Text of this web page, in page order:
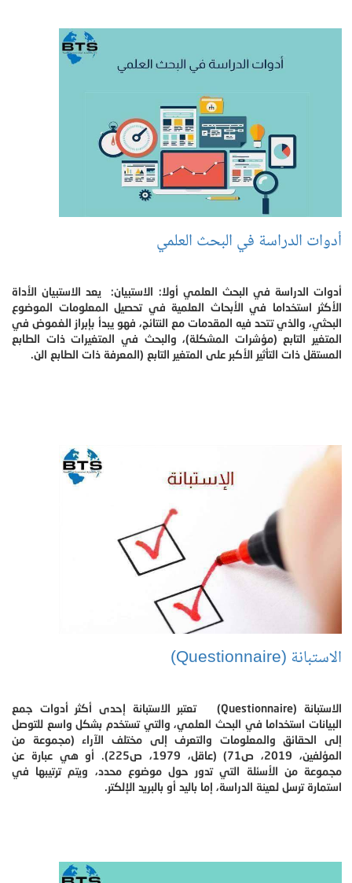
أدوات الدراسة في البحث العلمي
أدوات الدراسة في البحث العلمي أولا: الاستبيان: يعد الاستبيان الأداة
الأكثر استخداما في الأبحاث العلمية في تحصيل المعلومات الموضوع
البحثي، والذي تتحد فيه المقدمات مع النتائج، فهو يبدأ بإبراز الغموض في
المتغير التابع (مؤشرات المشكلة)، والبحث في المتغيرات ذات الطابع
المستقل ذات التأثير الأكبر على المتغير التابع (المعرفة ذات الطابع الن.
الاستبانة (Questionnaire)
الاستبانة (Questionnaire) تعتبر الاستبانة إحدى أكثر أدوات جمع
البيانات استخداما في البحث العلمي، والتي تستخدم بشكل واسع للتوصل
إلى الحقائق والمعلومات والتعرف إلى مختلف الآراء (مجموعة من
المؤلفين، 2019، ص71) (عاقل، 1979، ص225). أو هي عبارة عن
مجموعة من الأسئلة التي تدور حول موضوع محدد، ويتم ترتيبها في
استمارة ترسل لعينة الدراسة، إما باليد أو بالبريد الإلكتر.